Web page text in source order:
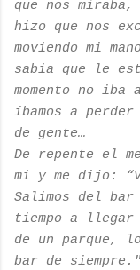
que nos
hizo que nos
moviendo mi
sabia que le
momento no iba
íbamos a
de gente…
De repente el
mi y me dijo:
Salimos del bar
tiempo a llegar
de un parque, lo
bar de siempre."